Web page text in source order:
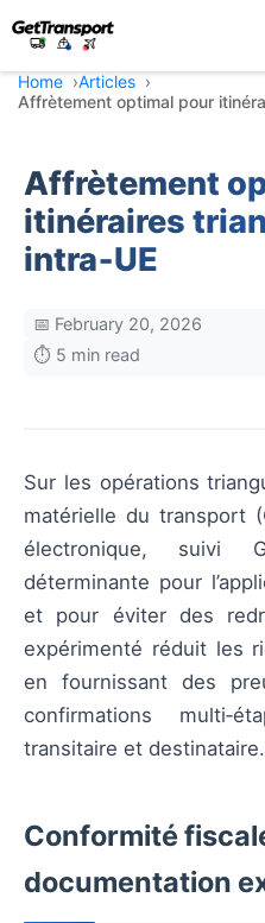
Home
Articles
Affrètement optimal pour
Affrètement
itinéraires
intra‑UE
📅 February 20, 2026
⏱️ 5 min read
Sur les opérations
matérielle du transport
électronique, suivi
déterminante pour
et pour éviter des
expérimenté réduit les
en fournissant des
confirmations
transitaire et destinataire.
Conformité
documentation